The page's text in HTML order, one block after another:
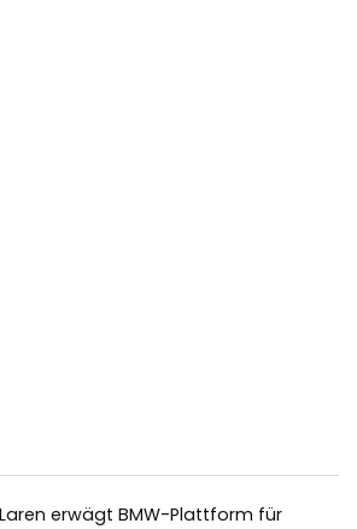
erwägt BMW-Plattform für